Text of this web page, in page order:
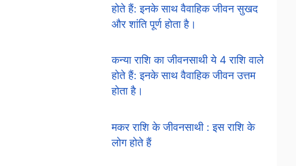
होते हैं: इनके साथ वैवाहिक जीवन सुखद
और शांति पूर्ण होता है।
कन्या राशि का जीवनसाथी ये 4 राशि वाले
होते हैं: इनके साथ वैवाहिक जीवन उत्तम
होता है।
मकर राशि के जीवनसाथी : इस राशि के
लोग होते हैं